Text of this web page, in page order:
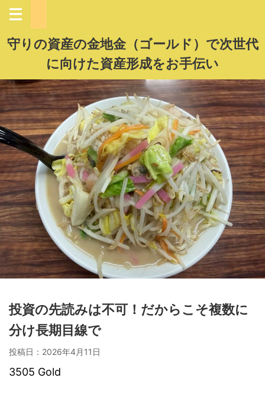
守りの資産の金地金（ゴールド）で次世代
に向けた資産形成をお手伝い
投資の先読みは不可！だからこそ複数に
分け長期目線で
投稿日： 2026年4月11日
3505 Gold